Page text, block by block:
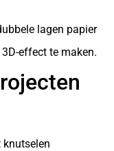
lagen papier
effect te maken.
knutselen